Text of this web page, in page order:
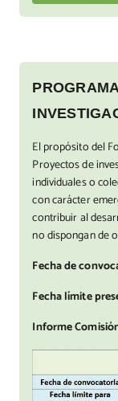
El propósito del
Proyectos de
individuales o
con carácter
contribuir al
no dispongan de
Fecha de
Fecha límite
Informe